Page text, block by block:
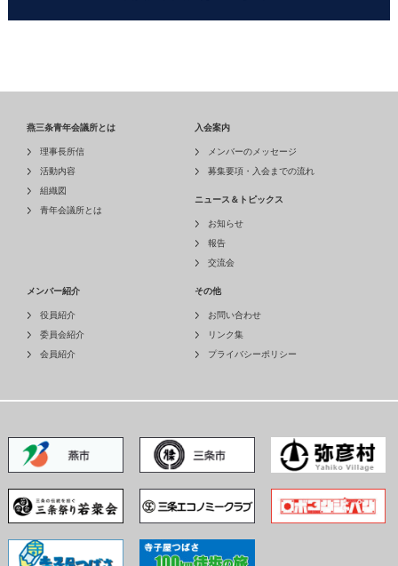
燕三条青年会議所とは
理事長所信
活動内容
組織図
青年会議所とは
入会案内
メンバーのメッセージ
募集要項・入会までの流れ
ニュース＆トピックス
お知らせ
報告
交流会
メンバー紹介
役員紹介
委員会紹介
会員紹介
その他
お問い合わせ
リンク集
プライバシーポリシー